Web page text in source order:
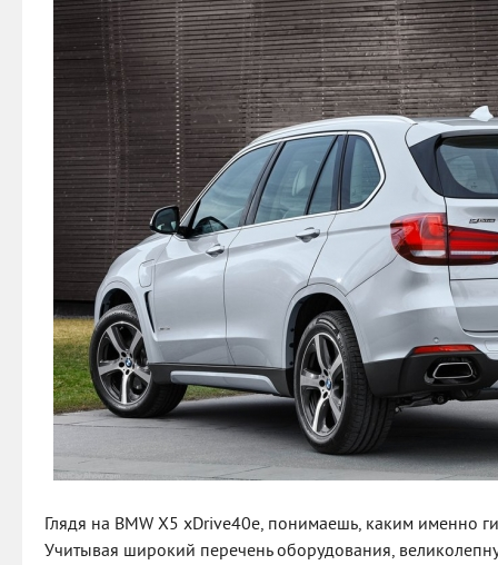
Глядя на BMW X5 xDrive40e, понимаешь, каким именно
Учитывая широкий перечень оборудования,